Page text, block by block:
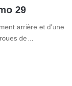
29
arrière et d’une
de…